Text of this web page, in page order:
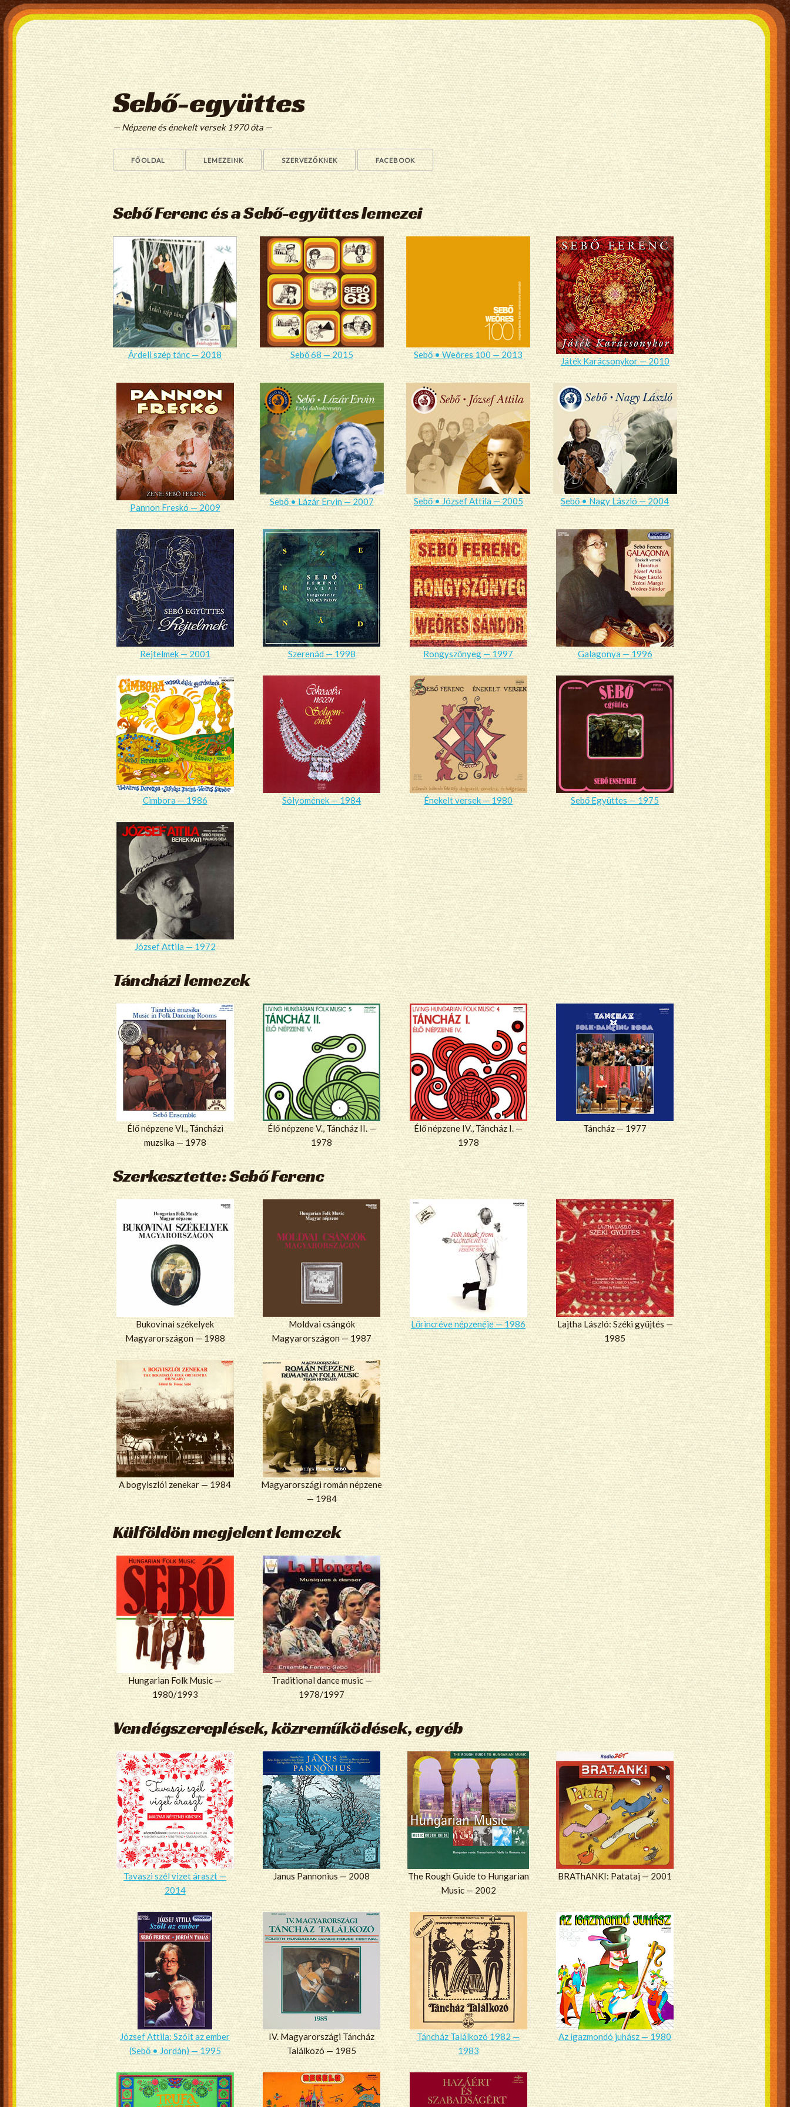
Sebő-együttes
— Népzene és énekelt versek 1970 óta —
FŐOLDAL LEMEZEINK SZERVEZŐKNEK FACEBOOK
Sebő Ferenc és a Sebő-együttes lemezei
Árdeli szép tánc — 2018 Sebő 68 — 2015 Sebő • Weöres 100 — 2013
Játék Karácsonykor — 2010
Pannon Freskó — 2009
Sebő • Lázár Ervin — 2007 Sebő • József Attila — 2005 Sebő • Nagy László — 2004
Rejtelmek — 2001 Szerenád — 1998 Rongyszőnyeg — 1997 Galagonya — 1996
Cimbora — 1986 Sólyomének — 1984 Énekelt versek — 1980 Sebő Együttes — 1975
József Attila — 1972
Táncházi lemezek
Élő népzene VI., Táncházi
muzsika — 1978
Élő népzene V., Táncház II. —
1978
Élő népzene IV., Táncház I. —
1978
Táncház — 1977
Szerkesztette: Sebő Ferenc
Bukovinai székelyek
Magyarországon — 1988
Moldvai csángók
Magyarországon — 1987
Lőrincréve népzenéje — 1986
Lajtha László: Széki gyűjtés —
1985
A bogyiszlói zenekar — 1984
Magyarországi román népzene
— 1984
Külföldön megjelent lemezek
Hungarian Folk Music —
1980/1993
Traditional dance music —
1978/1997
Vendégszereplések, közreműködések, egyéb
Tavaszi szél vizet áraszt —
2014
Janus Pannonius — 2008
The Rough Guide to Hungarian
Music — 2002
BRAThANKI: Patataj — 2001
József Attila: Szólt az ember
(Sebő • Jordán) — 1995
IV. Magyarországi Táncház
Találkozó — 1985
Táncház Találkozó 1982 —
1983
Az igazmondó juhász — 1980